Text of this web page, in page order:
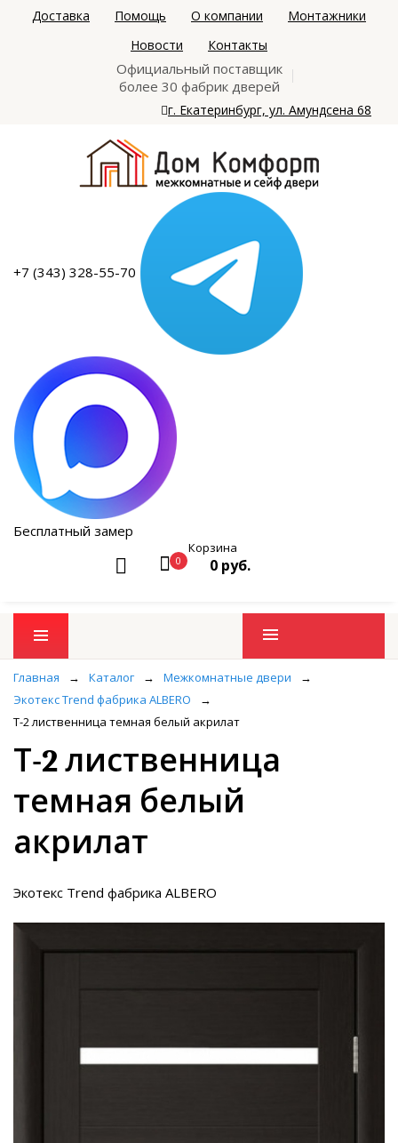
Доставка Помощь О компании
Монтажники
Новости
Контакты
Официальный поставщик
более 30 фабрик дверей
г. Екатеринбург, ул. Амундсена 68
+7 (343) 328-55-70
Бесплатный замер
0
Корзина
0 руб.
Промо товары
Главная → Каталог → Межкомнатные двери
→
Экотекс Trend фабрика ALBERO
→
Т-2 лиственница темная белый акрилат
Т-2 лиственница
темная белый
акрилат
Экотекс Trend фабрика ALBERO